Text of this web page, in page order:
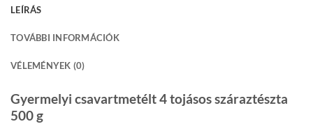
LEÍRÁS
TOVÁBBI INFORMÁCIÓK
VÉLEMÉNYEK (0)
Gyermelyi csavartmetélt 4 tojásos száraztészta
500 g